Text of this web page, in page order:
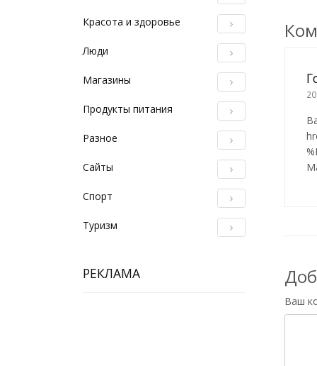
Красота и здоровье
Люди
Магазины
Продукты питания
Разное
Сайты
Спорт
Туризм
РЕКЛАМА
Ваш